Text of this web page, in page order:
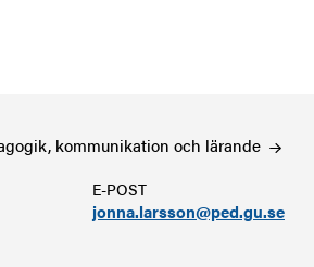
kommunikation och lärande
E-POST
jonna.larsson@ped.gu.se